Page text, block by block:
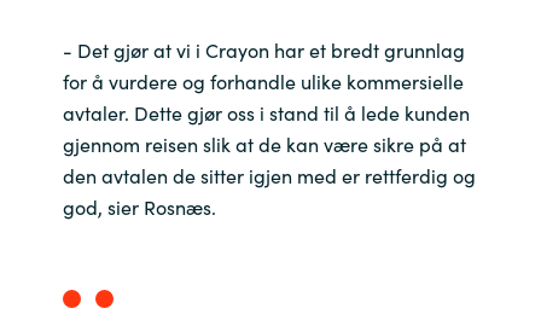
- Det gjør at vi i Crayon har et bredt grunnlag
for å vurdere og forhandle ulike kommersielle
avtaler. Dette gjør oss i stand til å lede kunden
gjennom reisen slik at de kan være sikre på at
den avtalen de sitter igjen med er rettferdig og
god, sier Rosnæs.